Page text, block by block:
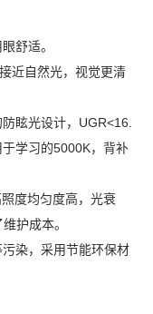
舒适。
近自然光，视觉更清
眩光设计，UGR<16.
学习的5000K，背补
度均匀度高，光衰
护成本。
染，采用节能环保材